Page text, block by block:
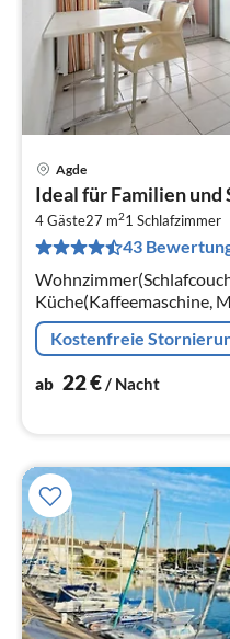
Agde
Ideal für Familien
4 Gäste27 m21 Schlafzimmer
43
Küche(Kaffeemaschine,
Schlafzimmer(Einzelbett,
Badezimmer(Dusche)
Kostenfreie
ab 22€/ Nacht